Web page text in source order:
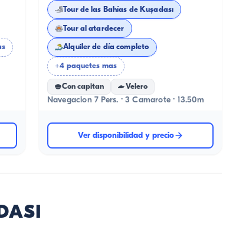
Tour de las Bahías de Kuşadası
Tour al atardecer
Alquiler de día completo
+4 paquetes mas
Con capitan Velero
Navegacion 7 Pers. · 3 Camarote · 13.50m
Ver disponibilidad y precio